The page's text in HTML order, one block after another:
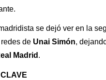
se dejó ver en la
de Unai Simón,
Madrid .